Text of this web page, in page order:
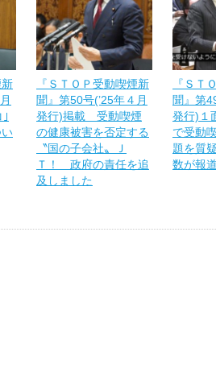
新
『ＳＴＯＰ受動喫煙新
聞』第50号(’25年４月
発行)掲載 受動喫煙
の健康被害を否定する
〝国の子会社〟Ｊ
Ｔ！ 政府の責任を追
及しました
『ＳＴ
聞』第
発行)
で受動
題を質
数が報